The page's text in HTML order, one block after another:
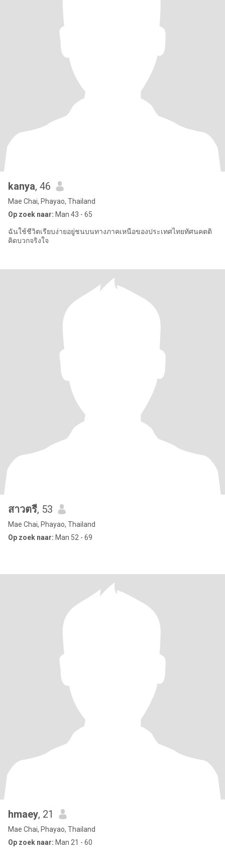
kanya, 46
Mae Chai, Phayao, Thailand
Op zoek naar: Man 43 - 65
ฉันใช้ชีวิตเรียบง่ายอยู่ชนบนทางภาคเหนือของประเทศไทยทัศนคตติ
คิดบวกจริงใจ
สาวตรี, 53
Mae Chai, Phayao, Thailand
Op zoek naar: Man 52 - 69
hmaey, 21
Mae Chai, Phayao, Thailand
Op zoek naar: Man 21 - 60